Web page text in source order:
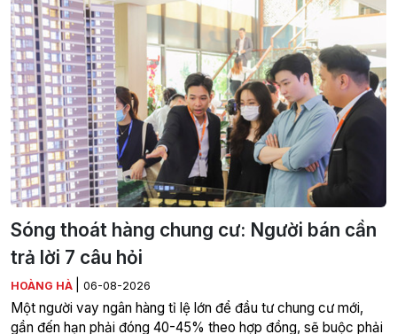
Sóng thoát hàng chung cư: Người bán cần
trả lời 7 câu hỏi
HOÀNG HÀ 06-08-2026
Một người vay ngân hàng tỉ lệ lớn để đầu tư chung cư mới,
gần đến hạn phải đóng 40-45% theo hợp đồng, sẽ buộc phải